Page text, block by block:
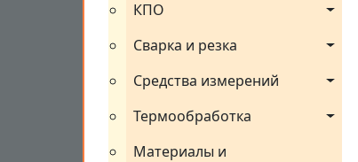
КПО
Сварка и резка
Средства измерений
Термообработка
Материалы и